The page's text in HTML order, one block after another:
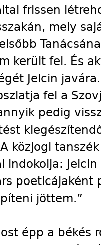
frissen
mely
került fel. És
Jelcin
fel a
pedig
közjogi
indokolja:
poeticájaként
jöttem.”
épp a békés